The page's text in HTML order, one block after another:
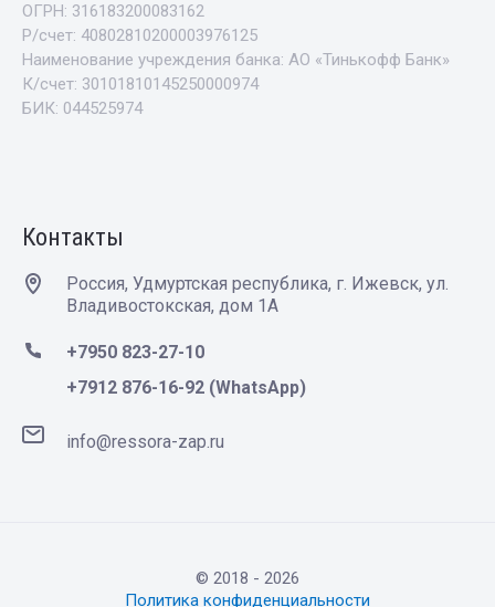
ОГРН: 316183200083162
Р/счет: 40802810200003976125
Наименование учреждения банка: АО «Тинькофф Банк»
К/счет: 30101810145250000974
БИК: 044525974
Контакты
Россия, Удмуртская республика, г. Ижевск, ул.
Владивостокская, дом 1А
+7950 823-27-10
+7912 876-16-92 (WhatsApp)
info@ressora-zap.ru
© 2018 - 2026
Политика конфиденциальности